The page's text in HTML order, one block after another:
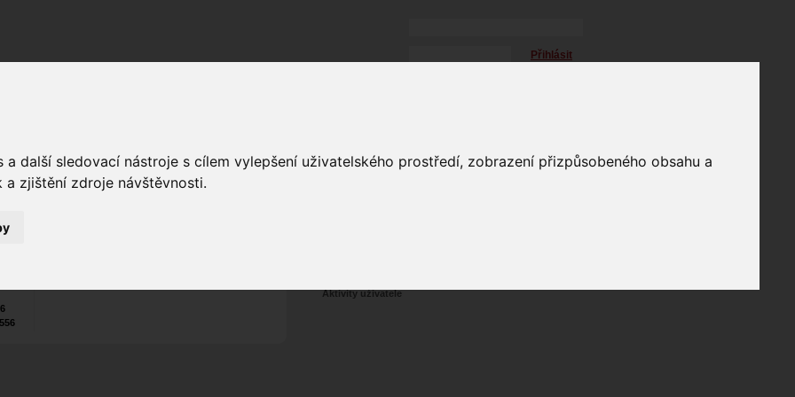
další sledovací nástroje s cílem vylepšení uživatelského prostředí, zobrazení přizpůsobeného obsahu a
zjištění zdroje návštěvnosti.
Přihlásit
mrazikcomp
Aktivity uživatele